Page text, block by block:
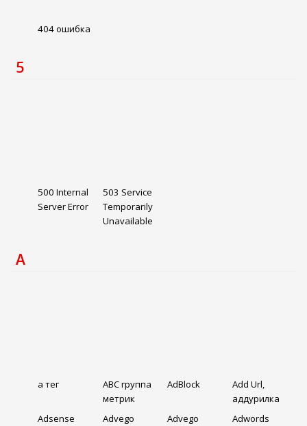
404 ошибка
5
500 Internal
Server Error
503 Service
Temporarily
Unavailable
A
a тег
ABC группа
метрик
AdBlock
Add Url,
аддурилка
Adsense
Advego
Advego
Adwords